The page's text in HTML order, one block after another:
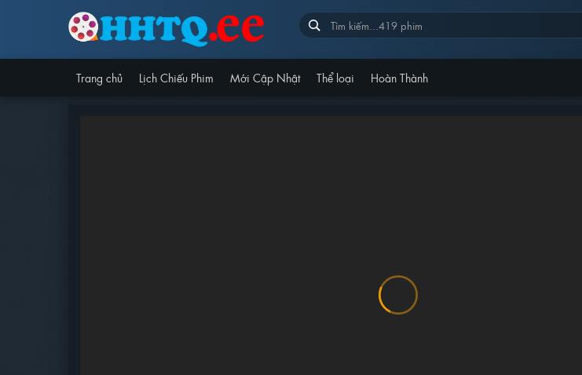
Trang chủ Lịch Chiếu Phim Mới Cập Nhật Thể loại Hoàn Thành